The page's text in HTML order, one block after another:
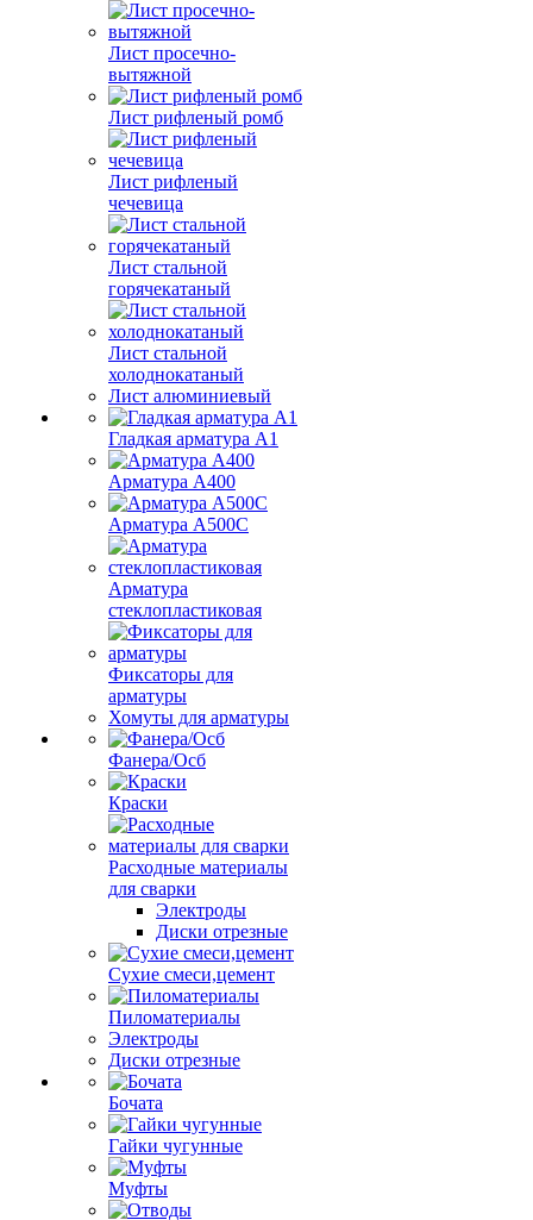
Лист просечно-
вытяжной
Лист рифленый ромб
Лист рифленый
чечевица
Лист стальной
горячекатаный
Лист стальной
холоднокатаный
Лист алюминиевый
Гладкая арматура А1
Арматура А400
Арматура A500C
Арматура
стеклопластиковая
Фиксаторы для
арматуры
Хомуты для арматуры
Фанера/Осб
Краски
Расходные материалы
для сварки
Электроды
Диски отрезные
Сухие смеси,цемент
Пиломатериалы
Электроды
Диски отрезные
Бочата
Гайки чугунные
Муфты